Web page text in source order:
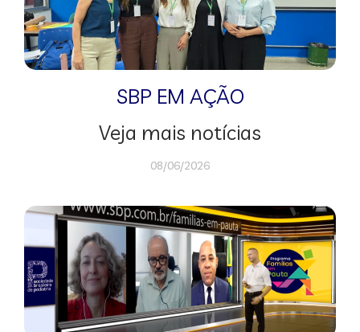
SBP EM AÇÃO
Veja mais notícias
08/06/2026